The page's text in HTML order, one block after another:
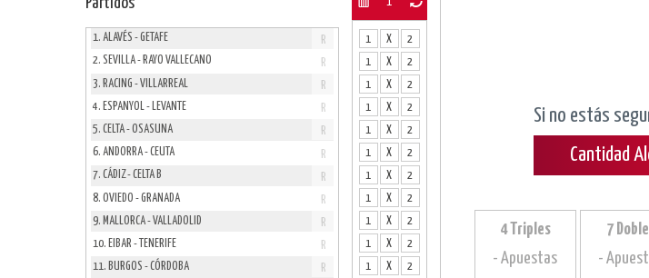
1. ALAVÉS - GETAFE
R
2. SEVILLA - RAYO VALLECANO
R
3. RACING - VILLARREAL
R
4. ESPANYOL - LEVANTE
R
5. CELTA - OSASUNA
R
6. ANDORRA - CEUTA
R
7. CÁDIZ - CELTA B
R
8. OVIEDO - GRANADA
R
9. MALLORCA - VALLADOLID
R
10. EIBAR - TENERIFE
R
11. BURGOS - CÓRDOBA
R
1 X
2
1
X
2
1
X
2
1
X
2
1
X
2
1
X
2
1
X
2
1
X
2
1
X
2
1
X
2
1
X
2
Si no estás
Cantidad
4 Triples
- Apuestas
7
-